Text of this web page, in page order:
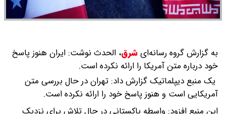
به گزارش گروه رسانه‌ایشرق، الحدث نوشت: ایران هنوز پاسخ
خود درباره متن آمریکا را ارائه نکرده است.
یک منبع دیپلماتیک گزارش داد: تهران در حال بررسی متن
آمریکایی است و هنوز پاسخ خود را ارائه نکرده است.
این منبع افزود: واسطه پاکستانی در حال تلاش برای نزدیک